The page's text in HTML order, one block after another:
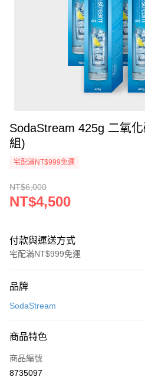
SodaStream 425g 二氧
組)
宅配滿NT$999免運
NT$6,000
NT$4,500
付款與運送方式
宅配滿NT$999免運
信用卡一次付款
3 期 0 利率 每期
合作金庫商業銀行
上海商業儲蓄銀行
合作金庫商業銀行
即享券
品牌
SodaStream
商品特色
商品編號
8735097